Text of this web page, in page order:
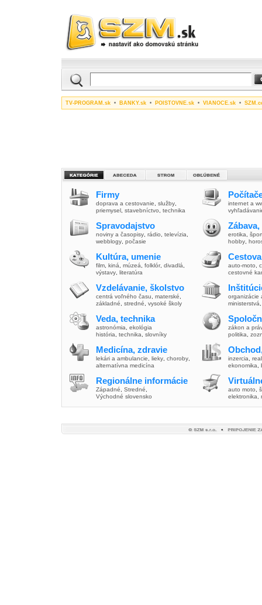
TV-PROGRAM.sk • BANKY.sk • POISTOVNE.sk • VIANOCE.sk •
Firmy
doprava a cestovanie služby
priemysel stavebníctvo technika
Spravodajstvo
noviny a časopisy rádio televízia
webblogy počasie
Kultúra, umenie
film kiná múzeá folklór, divadlá
výstavy literatúra
Vzdelávanie, školstvo
centrá voľného času materské
základné
stredné vysoké školy
Veda, technika
astronómia
ekológia
história
technika slovníky
Medicína, zdravie
lekári a ambulancie lieky choroby
alternatívna medicína
Regionálne informácie
Západné Stredné
Východné slovensko
internet a
erotika
hobby
auto-moto
cestovné
organizácie
ministerstvá
zákon a
politika
inzercia
ekonomika
auto moto
elektronika,